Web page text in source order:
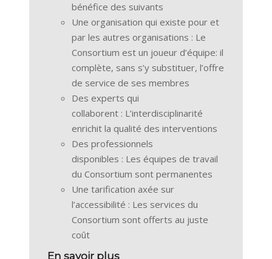
bénéfice des suivants
Une organisation qui existe pour et
par les autres organisations : Le
Consortium est un joueur d’équipe: il
complète, sans s’y substituer, l’offre
de service de ses membres
Des experts qui
collaborent : L’interdisciplinarité
enrichit la qualité des interventions
Des professionnels
disponibles : Les équipes de travail
du Consortium sont permanentes
Une tarification axée sur
l’accessibilité : Les services du
Consortium sont offerts au juste
coût
En savoir plus